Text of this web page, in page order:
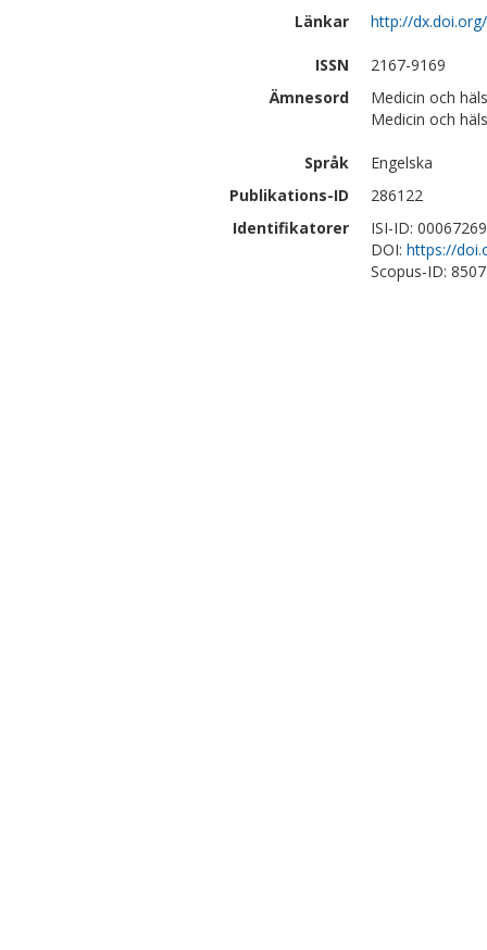
Länkar
http://
ISSN
2167-9169
Ämnesord
Medicin och
Medicin och
Språk
Engelska
Publikations-ID
286122
Identifikatorer
ISI-ID:
DOI: https://
Scopus-ID: